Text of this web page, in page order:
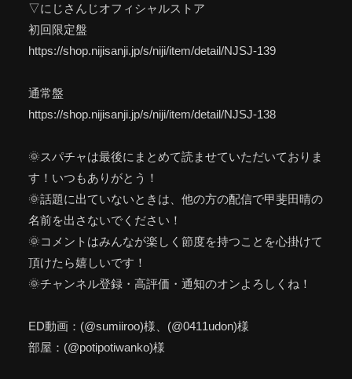
▽にじさんじオフィシャルストア
初回限定盤
https://shop.nijisanji.jp/s/niji/item/detail/NJSJ-139
通常盤
https://shop.nijisanji.jp/s/niji/item/detail/NJSJ-138
🌞スパチャは最後にまとめて読ませていただいておりま
す！いつもありがとう！
🌞話題に出ていないときは、他の方の配信で甲斐田晴の
名前を出さないでください！
🌞コメントはみんなが楽しく節度を持つことを心掛けて
頂けたら嬉しいです！
🌞チャンネル登録・高評価・通知のオンよろしくね！
ED動画：(@sumiiroo)様、(@0411udon)様
部屋：(@potipotiwanko)様